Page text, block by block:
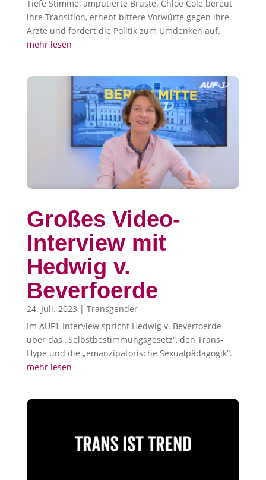
Tiefe Stimme, amputierte Brüste. Chloe Cole bereut
ihre Transition, erhebt bittere Vorwürfe gegen ihre
Ärzte und fordert die Politik zum Umdenken auf.
mehr lesen
Großes Video-
Interview mit
Hedwig v.
Beverfoerde
24. Juli. 2023 | Transgender
Im AUF1-Interview spricht Hedwig v. Beverfoerde
über das „Selbstbestimmungsgesetz“, den Trans-
Hype und die „emanzipatorische Sexualpädagogik“.
mehr lesen